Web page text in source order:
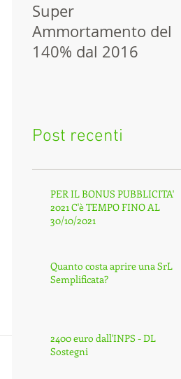
Super
Ammortamento del
140% dal 2016
Post recenti
PER IL BONUS PUBBLICITA'
2021 C'è TEMPO FINO AL
30/10/2021
Quanto costa aprire una SrL
Semplificata?
2400 euro dall'INPS - DL
Sostegni